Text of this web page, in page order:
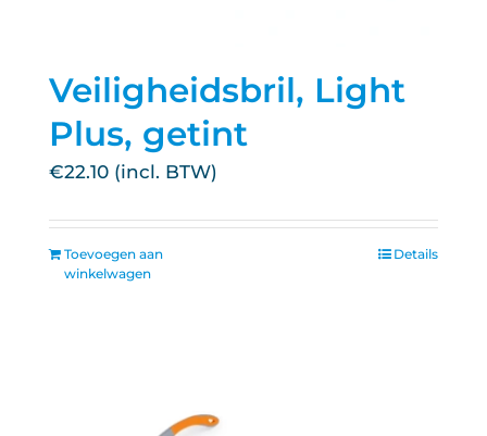
Veiligheidsbril, Light
Plus, getint
€22.10
Toevoegen aan
winkelwagen
Details